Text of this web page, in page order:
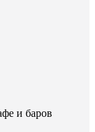
и баров